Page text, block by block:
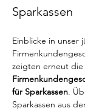
Sparkassen
Einblicke in unser
zeigten erneut die
für Sparkassen.
Sparkassen aus